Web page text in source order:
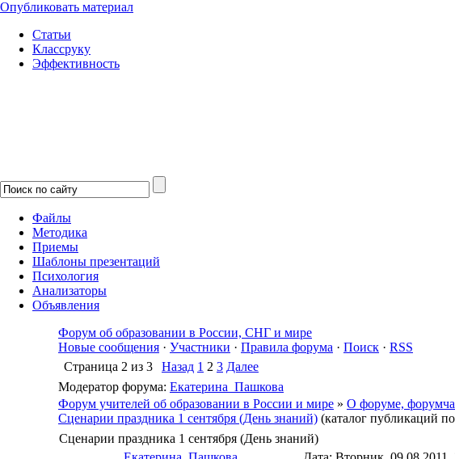
Опубликовать материал
Статьи
Классруку
Эффективность
Файлы
Методика
Приемы
Шаблоны презентаций
Психология
Анализаторы
Объявления
Форум об образовании в России, СНГ и мире
Новые сообщения · Участники · Правила форума · Поиск · RSS
Страница 2 из 3 Назад 1 2 3 Далее
Модератор форума: Екатерина_Пашкова
Форум учителей об образовании в России и мире » О форуме,
Сценарии праздника 1 сентября (День знаний) (каталог публикаций
Сценарии праздника 1 сентября (День знаний)